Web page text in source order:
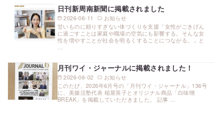
2026-06-11 お知らせ
日刊新周南新聞に掲載されました
甘いものに頼りすぎない体づくりを支援「女性がごきげん
に過ごすことは家庭や職場の空気にも影響する。そんな女
性を増やすことが社会を明るくすることにつながる。」と
2026-06-02 お知らせ
月刊ワイ・ジャーナルに掲載されました！
このたび、2026年6月号の「月刊ワイ・ジャーナル」136号
に、美腸活塾代表 槌屋英子とオリジナル商品「白味噌
BREAK」を掲載していただきました。 記事 …